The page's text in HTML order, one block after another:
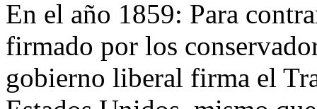
En el año 1859: Para
firmado por los
gobierno liberal firma el